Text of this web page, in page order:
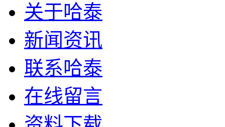
关于哈泰
新闻资讯
联系哈泰
在线留言